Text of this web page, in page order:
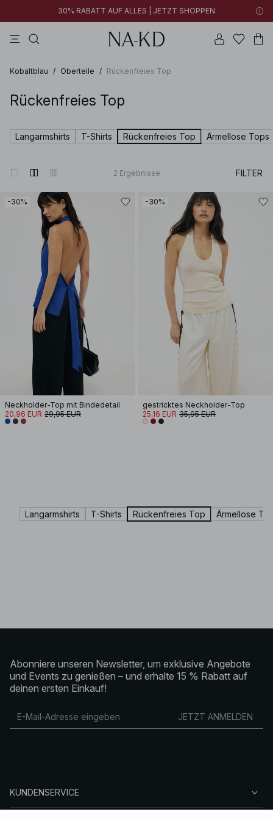
30% RABATT AUF ALLES | JETZT SHOPPEN
Kobaltblau / Oberteile / Rückenfreies Top
Rückenfreies Top
Langarmshirts T-Shirts Rückenfreies Top Ärmellose Tops
2 Ergebnisse FILTER
-30%
Neckholder-Top mit Bindedetail
20,96 EUR 29,95 EUR
-30%
gestricktes Neckholder-Top
25,16 EUR 35,95 EUR
Langarmshirts T-Shirts Rückenfreies Top Ärmellose
Abonniere unseren Newsletter, um exklusive Angebote
und Events zu genießen – und erhalte 15 % Rabatt auf
deinen ersten Einkauf!
JETZT ANMELDEN
KUNDENSERVICE